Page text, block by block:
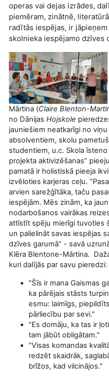
operas vai dejas izrādes,
piemēram, zinātnē,
radītās iespējas, ir
skolnieka iespējamo dzīves
Mārtina (Claire Blenton-
no Dānijas Hojskole
jauniešiem neatkarīgi no
absolventiem, skolu
studentiem, u.c. Skola
projekta aktivizēšanas”
pamatā ir holistiskā pieeja
izvēloties karjeras ceļu.
arvien sarežģītāka, taču
iespējām. Mēs zinām, ka
nodarbošanos vairākas
attīstīt spēju mierīgi tuvoties
un palielināt savas iespējas
dzīves garumā” - savā
Klēra Blentone-Mārtina.
kuri dalījās par savu pieredzi:
"Šīs ir mana Gaismas
ka pārējais stāsts
esmu: laimīgs,
pārliecību par sevi."
"Es domāju, ka tas ir
tam jābūt obligātam."
"Visas komandas
redzēt skaidrāk,
brīžos, kad vilcinājos."